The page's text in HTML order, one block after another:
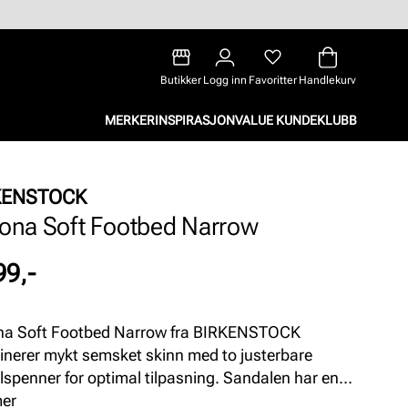
Butikker Logg inn Favoritter Handlekurv
MERKERINSPIRASJONVALUE KUNDEKLUBB
Soft Footbed Narrow
Soft Footbed Narrow fra BIRKENSTOCK
mykt semsket skinn med to justerbare
for optimal tilpasning. Sandalen har en
som gir utmerket komfort og støtte, perfekt